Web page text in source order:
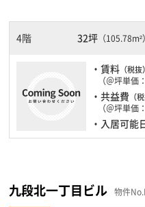
4階 32坪 （105.78m²）
・賃料 （税抜）
（＠坪単価
・共益費 （
（＠坪単価
・入居可能
九段北一丁目ビル 物件